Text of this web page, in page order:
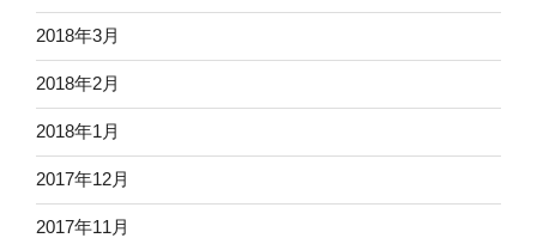
2018年3月
2018年2月
2018年1月
2017年12月
2017年11月